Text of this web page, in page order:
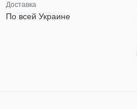
Доставка
По всей Украине